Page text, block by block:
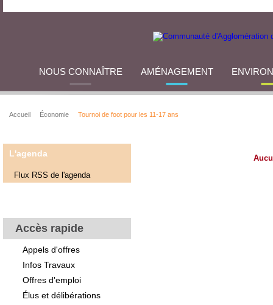
NOUS CONNAÎTRE AMÉNAGEMENT
Accueil Économie Tournoi de foot pour les 11-17 ans
L'agenda
Flux RSS de l'agenda
Accès rapide
Appels d'offres
Infos Travaux
Offres d'emploi
Élus et délibérations